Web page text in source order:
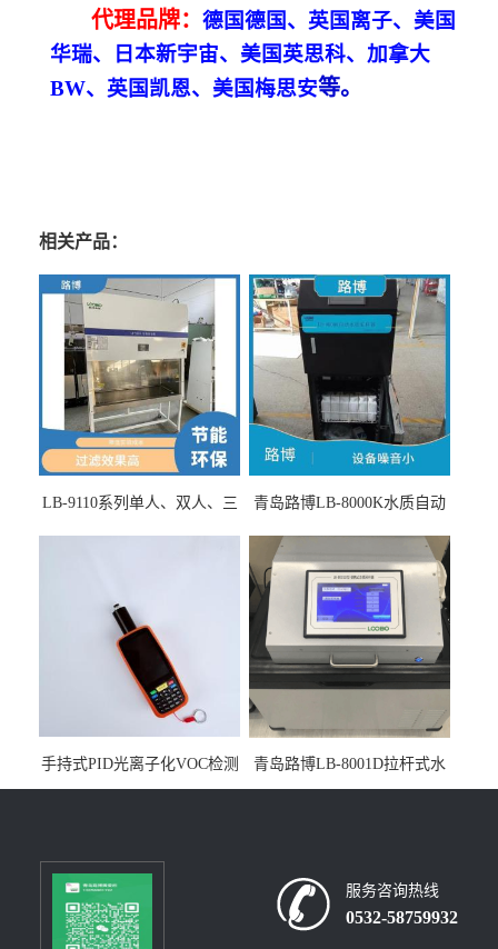
代理品牌： 德国德国、英国离子、美国
华瑞、日本新宇宙、美国英思科、加拿大
BW、英国凯恩、美国梅思安等。
相关产品：
LB-9110系列单人、双人、三
青岛路博LB-8000K水质自动
手持式PID光离子化VOC检测
仪（挥发性有机物设备）
青岛路博LB-8001D拉杆式水
质采样器
服务咨询热线
0532-58759932